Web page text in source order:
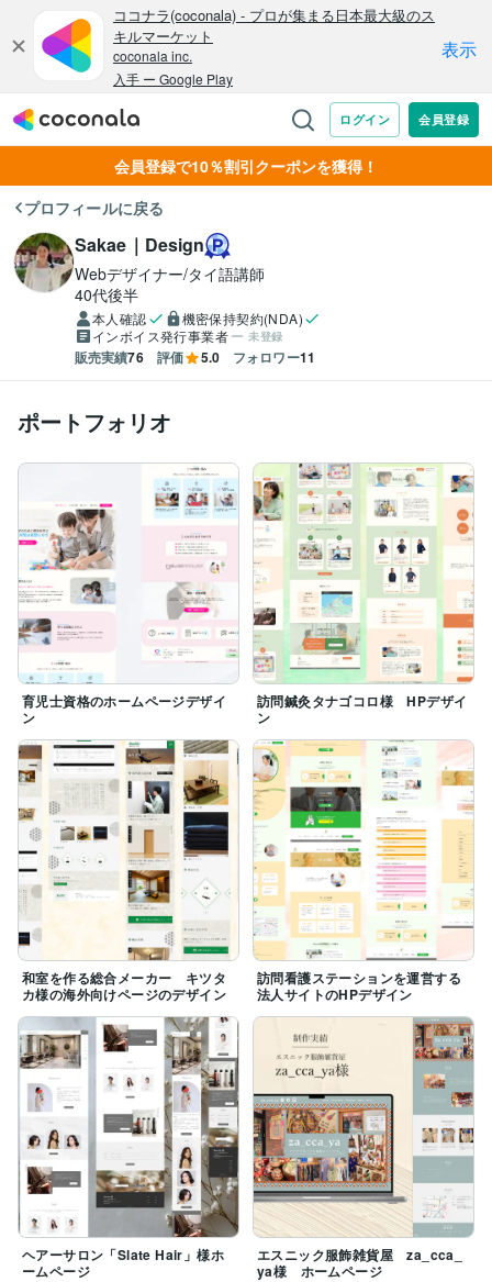
会員登録で10％割引クーポンを獲得！
プロフィールに戻る
Sakae｜Design
Webデザイナー/タイ語講師
40代後半
本人確認
機密保持契約(NDA)
インボイス発行事業者
未登録
販売実績76 評価 5.0 フォロワー11
ポートフォリオ
育児士資格のホームページデザイ
ン
訪問鍼灸タナゴコロ様 HPデザイ
ン
和室を作る総合メーカー キツタ
カ様の海外向けページのデザイン
訪問看護ステーションを運営する
法人サイトのHPデザイン
ヘアーサロン「Slate Hair」様ホ
ームページ
エスニック服飾雑貨屋 za_cca_
ya様 ホームページ